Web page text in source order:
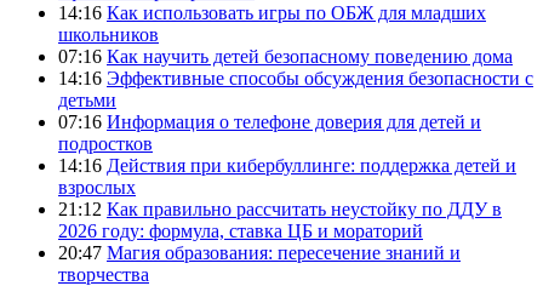
14:16 Как использовать игры по ОБЖ для младших
школьников
07:16 Как научить детей безопасному поведению дома
14:16 Эффективные способы обсуждения безопасности с
детьми
07:16 Информация о телефоне доверия для детей и
подростков
14:16 Действия при кибербуллинге: поддержка детей и
взрослых
21:12 Как правильно рассчитать неустойку по ДДУ в
2026 году: формула, ставка ЦБ и мораторий
20:47 Магия образования: пересечение знаний и
творчества